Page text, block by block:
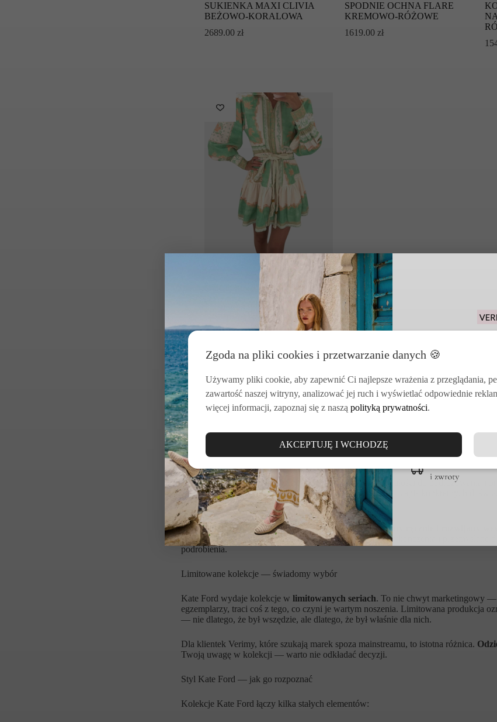
SUKIENKA MAXI CLIVIA
BEŻOWO-KORALOWA
2689.00 zł
SPODNIE OCHNA FLARE
KREMOWO-RÓŻOWE
1619.00 zł
SUKIENKA MINI CLIVIA
KREMOWO-ZIELONA
1989.00zł
Kate Ford – australijska marka odzieżowa dla kobiet, które ubierają się z uczuciem
Kate Ford to australijska marka ready-to-wear założona w 2022 roku. Każda
uchwycenia tego, co zostaje w pamięci długo po powrocie: ciepło słońca, kolor
rysowane printy, bogate palety barw i kobiece sylwetki, które wyglądają tak
Skąd pochodzi Kate Ford
Marka powstała w Australii z połączenia dwóch rzeczy: miłości do podróżowania
historię kobiety, która je nosi. Każda kolekcja Kate Ford to zapis konkretnych
jednym miejscem a drugim.
To podejście widać w detalach.Każdy print jest rysowany ręcznie i rozwijany
generowany masowo. Do tego dochodzą rzemieślnicze wykończenia i przemyślane
podrobienia.
Limitowane kolekcje — świadomy wybór
Kate Ford wydaje kolekcje w limitowanych seriach. To nie chwyt marketingowy —
egzemplarzy, traci coś z tego, co czyni je wartym noszenia. Limitowana produkcja
— nie dlatego, że był wszędzie, ale dlatego, że był właśnie dla nich.
Dla klientek Verimy, które szukają marek spoza mainstreamu, to istotna różnica.
Twoją uwagę w kolekcji — warto nie odkładać decyzji.
Styl Kate Ford — jak go rozpoznać
Kolekcje Kate Ford łączy kilka stałych elementów:
Zgoda na pliki cookies i przetwarzanie danych 🍪
Używamy pliki cookie, aby zapewnić Ci najlepsze wrażenia z przeglądania,
zawartość naszej witryny, analizować jej ruch i wyświetlać odpowiednie
więcej informacji, zapoznaj się z naszą polityką prywatności.
AKCEPTUJĘ I WCHODZĘ
Odbierz 15%
zakupy i